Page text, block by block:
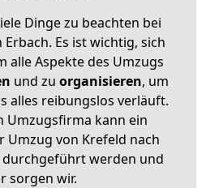
Dinge zu beachten bei
Es ist wichtig, sich
alle Aspekte des Umzugs
und zu organisieren, um
alles reibungslos verläuft.
Umzugsfirma kann ein
Umzug von Krefeld nach
werden und
sorgen wir.